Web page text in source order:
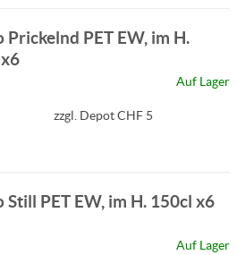
Prickelnd PET EW, im H.
Auf Lager
zzgl. Depot CHF 5
Still PET EW, im H. 150cl x6
Auf Lager